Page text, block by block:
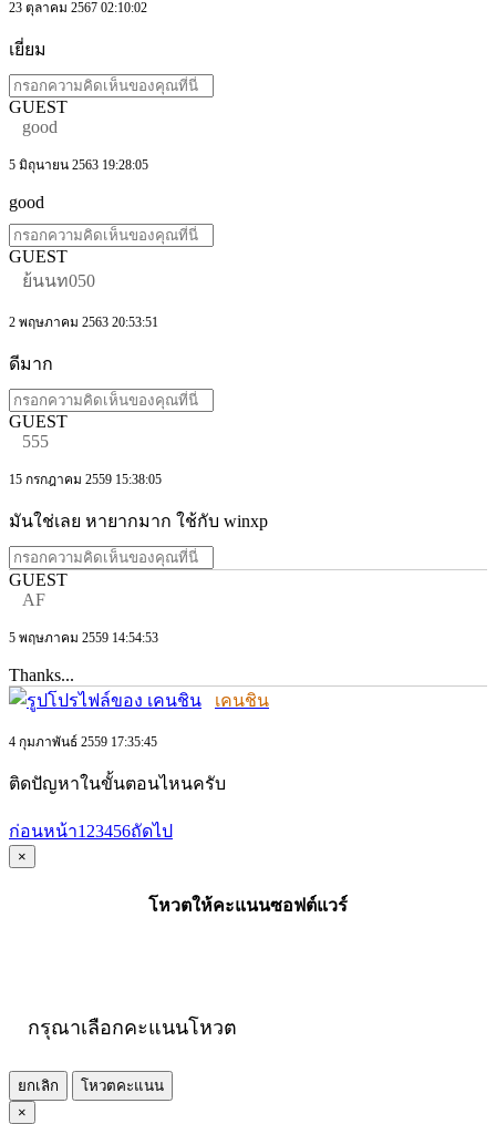
23 ตุลาคม 2567 02:10:02
เยี่ยม
GUEST
good
5 มิถุนายน 2563 19:28:05
good
GUEST
ย้นนท050
2 พฤษภาคม 2563 20:53:51
ดีมาก
GUEST
555
15 กรกฎาคม 2559 15:38:05
มันใช่เลย หายากมาก ใช้กับ winxp
GUEST
AF
5 พฤษภาคม 2559 14:54:53
Thanks...
เคนชิน
4 กุมภาพันธ์ 2559 17:35:45
ติดปัญหาในขั้นตอนไหนครับ
ก่อนหน้า1 23456ถัดไป
×
โหวตให้คะแนนซอฟต์แวร์
กรุณาเลือกคะแนนโหวต
ยกเลิก
โหวตคะแนน
×